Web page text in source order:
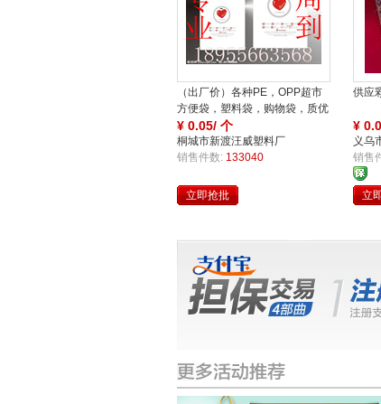
家
（出厂价）各种PE，OPP超市
方便袋，塑料袋，购物袋，质优
价廉
¥ 0.05/ 个
桐城市新渡汪威塑料厂
销售件数: 133040
立即抢批
供应
¥
义乌
销售
立